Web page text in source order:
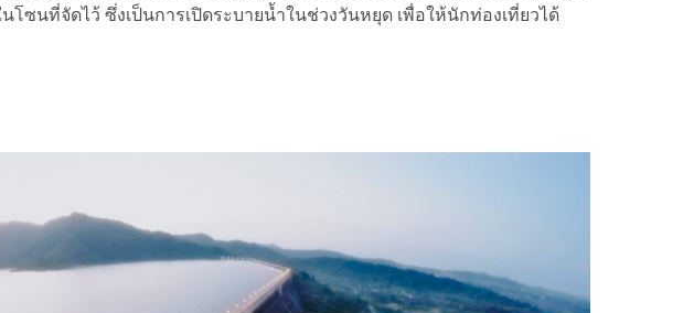
โซนที่จัดไว้ ซึ่งเป็นการเปิดระบายน้ำในช่วงวันหยุด เพื่อให้นักท่องเที่ยวได้